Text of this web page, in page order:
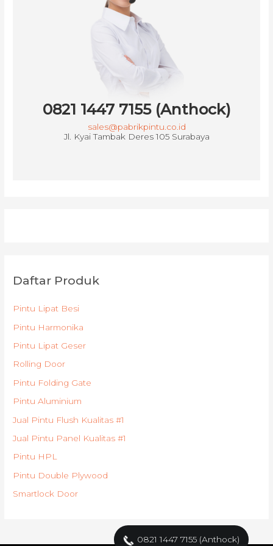
0821 1447 7155 (Anthock)
sales@pabrikpintu.co.id
Jl. Kyai Tambak Deres 105 Surabaya
0821 1447 7155 (Anthock)
Daftar Produk
Pintu Lipat Besi
Pintu Harmonika
Pintu Lipat Geser
Rolling Door
Pintu Folding Gate
Pintu Aluminium
Jual Pintu Flush Kualitas #1
Jual Pintu Panel Kualitas #1
Pintu HPL
Pintu Double Plywood
Smartlock Door